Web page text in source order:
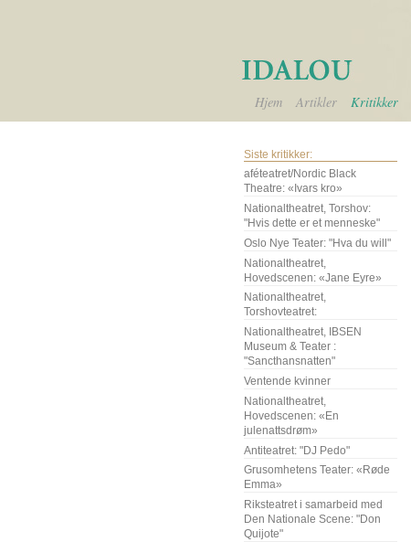
Hjem Artikler Kritikker
Siste kritikker:
aféteatret/Nordic Black
Theatre: «Ivars kro»
Nationaltheatret, Torshov:
"Hvis dette er et menneske"
Oslo Nye Teater: "Hva du will"
Nationaltheatret,
Hovedscenen: «Jane Eyre»
Nationaltheatret,
Torshovteatret:
Nationaltheatret, IBSEN
Museum & Teater :
"Sancthansnatten"
Ventende kvinner
Nationaltheatret,
Hovedscenen: «En
julenattsdrøm»
Antiteatret: "DJ Pedo"
Grusomhetens Teater: «Røde
Emma»
Riksteatret i samarbeid med
Den Nationale Scene: "Don
Quijote"